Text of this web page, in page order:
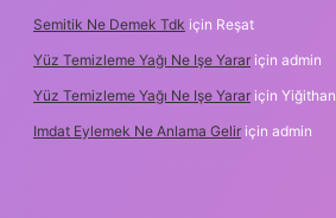
Semitik Ne Demek Tdk için Reşat
Yüz Temizleme Yağı Ne Işe Yarar için admin
Yüz Temizleme Yağı Ne Işe Yarar için Yiğithan
Imdat Eylemek Ne Anlama Gelir için admin